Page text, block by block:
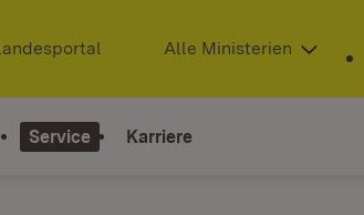
(Öffnet in neuem Fenster)
Alle Ministerien
Service Karriere